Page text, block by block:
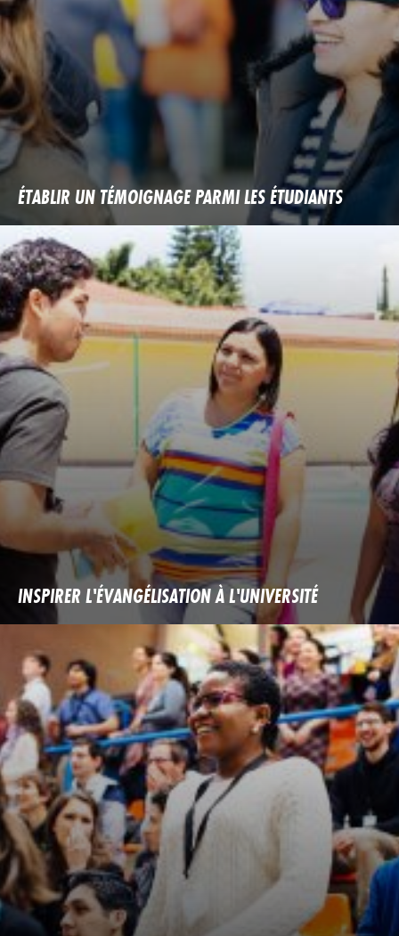
ÉTABLIR UN TÉMOIGNAGE PARMI LES ÉTUDIANTS
INSPIRER L'ÉVANGÉLISATION À L'UNIVERSITÉ